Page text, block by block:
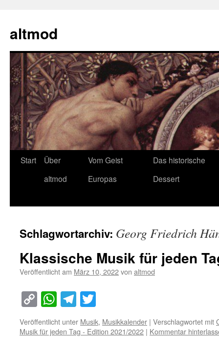
springen
altmod
Start
Über
altmod
Vom Geist
Europas
Das historische
Dessert
Schlagwortarchiv: Georg Friedrich
Klassische Musik für jeden
Veröffentlicht am März 10, 2022von altmod
Copy
Link
WhatsApp
Telegram
Veröffentlicht unter Musik, Musikkalender | Verschlagwortet mit
Musik für jeden Tag - Edition 2021/2022 | Kommentar